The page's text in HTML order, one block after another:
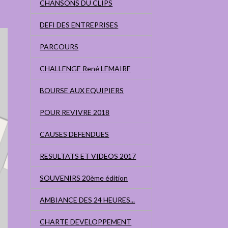
CHANSONS DU CLIPS
DEFI DES ENTREPRISES
PARCOURS
CHALLENGE René LEMAIRE
BOURSE AUX EQUIPIERS
POUR REVIVRE 2018
CAUSES DEFENDUES
RESULTATS ET VIDEOS 2017
SOUVENIRS 20ème édition
AMBIANCE DES 24 HEURES...
CHARTE DEVELOPPEMENT